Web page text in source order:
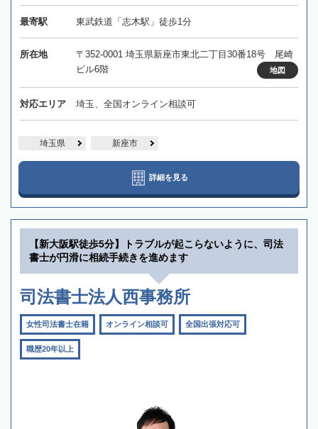
最寄駅 東武鉄道「志木駅」徒歩1分
所在地
〒352-0001 埼玉県新座市東北二丁目30番18号 尾崎
ビル6階
地図
対応エリア 埼玉、全国オンライン相談可
埼玉県 新座市
詳細を見る
【新大阪駅徒歩5分】トラブルが起こらないように、司法
書士が円滑に相続手続きを進めます
司法書士法人西事務所
女性司法書士在籍 オンライン相談可 全国出張対応可
職歴20年以上